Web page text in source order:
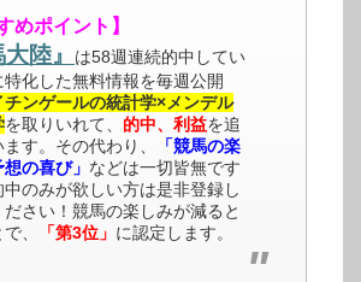
めポイント】
大陸』
は58週連続的中してい
特化した無料情報を毎週公開
チンゲールの統計学×メンデル
を取りいれて、 的中、利益を追
す。その代わり、
「競馬の楽
の喜び」 などは一切皆無です
中のみが欲しい方は是非登録し
ださい！競馬の楽しみが減ると
、
「第3位」 に認定します。